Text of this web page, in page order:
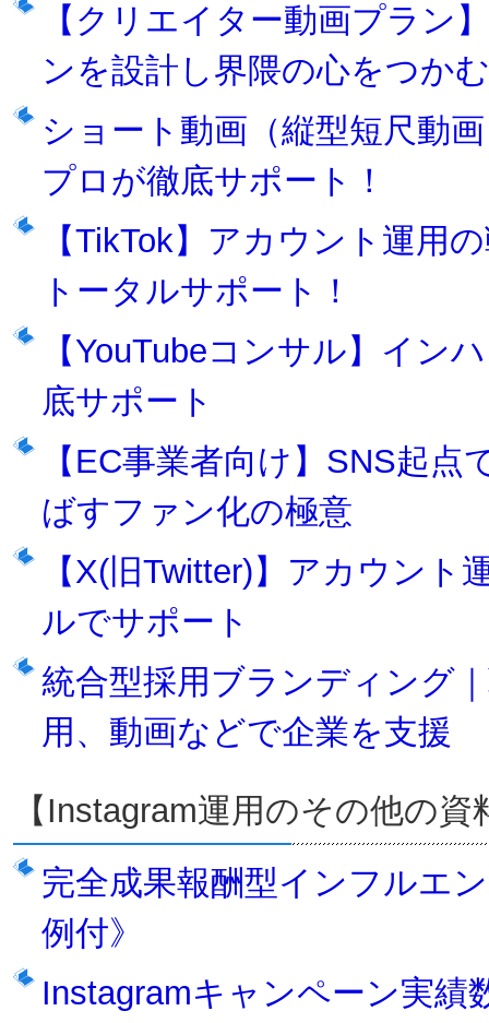
【クリエイター動画プラン
ンを設計し界隈の心をつかむ
ショート動画（縦型短尺動
プロが徹底サポート！
【TikTok】アカウント運用
トータルサポート！
【YouTubeコンサル】イン
底サポート
【EC事業者向け】SNS起
ばすファン化の極意
【X(旧Twitter)】アカウン
ルでサポート
統合型採用ブランディング
用、動画などで企業を支援
【Instagram運用のその他の資
完全成果報酬型インフルエ
例付》
Instagramキャンペーン実績